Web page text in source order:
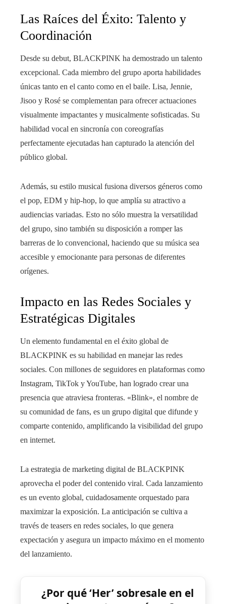
Las Raíces del Éxito: Talento y
Coordinación
Desde su debut, BLACKPINK ha demostrado un talento
excepcional. Cada miembro del grupo aporta habilidades
únicas tanto en el canto como en el baile. Lisa, Jennie,
Jisoo y Rosé se complementan para ofrecer actuaciones
visualmente impactantes y musicalmente sofisticadas. Su
habilidad vocal en sincronía con coreografías
perfectamente ejecutadas han capturado la atención del
público global.
Además, su estilo musical fusiona diversos géneros como
el pop, EDM y hip-hop, lo que amplía su atractivo a
audiencias variadas. Esto no sólo muestra la versatilidad
del grupo, sino también su disposición a romper las
barreras de lo convencional, haciendo que su música sea
accesible y emocionante para personas de diferentes
orígenes.
Impacto en las Redes Sociales y
Estratégicas Digitales
Un elemento fundamental en el éxito global de
BLACKPINK es su habilidad en manejar las redes
sociales. Con millones de seguidores en plataformas como
Instagram, TikTok y YouTube, han logrado crear una
presencia que atraviesa fronteras. «Blink», el nombre de
su comunidad de fans, es un grupo digital que difunde y
comparte contenido, amplificando la visibilidad del grupo
en internet.
La estrategia de marketing digital de BLACKPINK
aprovecha el poder del contenido viral. Cada lanzamiento
es un evento global, cuidadosamente orquestado para
maximizar la exposición. La anticipación se cultiva a
través de teasers en redes sociales, lo que genera
expectación y asegura un impacto máximo en el momento
del lanzamiento.
¿Por qué ‘Her’ sobresale en el